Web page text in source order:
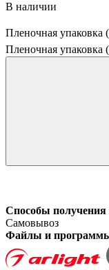
В наличии
Пленочная
Пленочная упаковка
Способы получения
Самовывоз
Файлы и